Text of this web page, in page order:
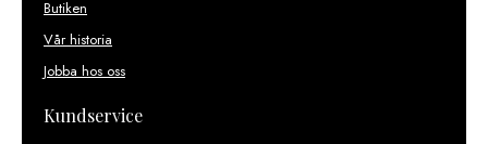
Butiken
Vår historia
Jobba hos oss
Kundservice